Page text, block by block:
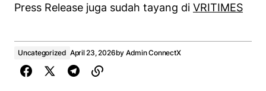
Press Release juga sudah tayang di VRITIMES
Uncategorized April 23, 2026by Admin ConnectX